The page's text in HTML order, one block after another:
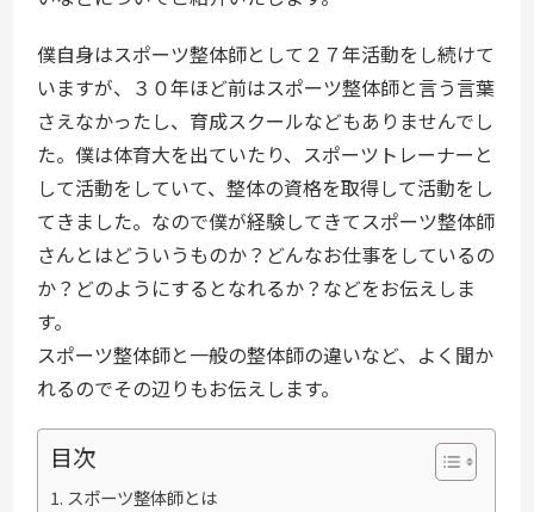
僕自身はスポーツ整体師として２７年活動をし続けて
いますが、３０年ほど前はスポーツ整体師と言う言葉
さえなかったし、育成スクールなどもありませんでし
た。僕は体育大を出ていたり、スポーツトレーナーと
して活動をしていて、整体の資格を取得して活動をし
てきました。なので僕が経験してきてスポーツ整体師
さんとはどういうものか？どんなお仕事をしているの
か？どのようにするとなれるか？などをお伝えしま
す。
スポーツ整体師と一般の整体師の違いなど、よく聞か
れるのでその辺りもお伝えします。
目次
スポーツ整体師とは